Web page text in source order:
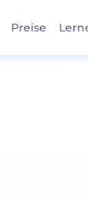
Preise